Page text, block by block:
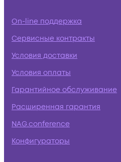
On-line поддержка
Сервисные контракты
Условия доставки
Условия оплаты
Гарантийное обслуживание
Расширенная гарантия
NAG.conference
Конфигураторы